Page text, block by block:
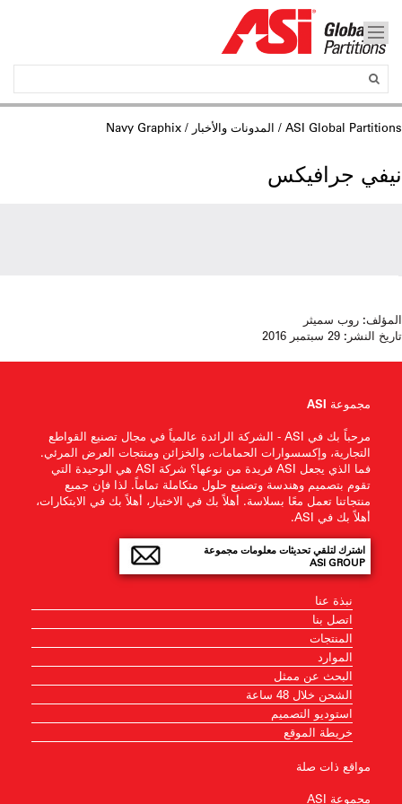
ASI Global Partitions
/ المدونات والأخبار / Navy Graphix
نيفي جرافيكس
المؤلف: روب سميثر
تاريخ النشر:
مجموعة ASI
مرحباً بك في ASI - الشركة الرائدة عالمياً في مجال تصنيع القواطع
التجارية، وإكسسوارات الحمامات، والخزائن ومنتجات العرض المرئي.
فما الذي يجعل ASI فريدة من نوعها؟ شركة ASI هي الوحيدة التي
تقوم بتصميم وهندسة وتصنيع حلول متكاملة تماماً. لذا فإن جميع
منتجاتنا تعمل معًا بسلاسة. أهلاً بك في الاختيار، أهلاً بك في الابتكارات،
أهلاً بك في ASI.
اشترك لتلقي تحديثات معلومات مجموعة
ASI GROUP
نبذة عنا
اتصل بنا
المنتجات
الموارد
البحث عن ممثل
الشحن خلال 48 ساعة
استوديو التصميم
خريطة الموقع
مواقع ذات صلة
مجموعة ASI